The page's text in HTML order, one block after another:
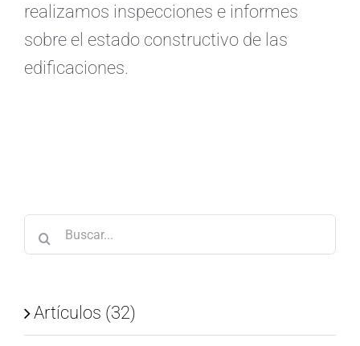
realizamos inspecciones e informes
sobre el estado constructivo de las
edificaciones.
Buscar:
Artículos (32)